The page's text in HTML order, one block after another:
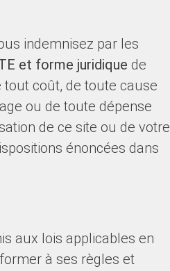
indemnisez par les
et forme juridique de
coût, de toute cause
ou de toute dépense
de ce site ou de votre
énoncées dans
aux lois applicables en
à ses règles et